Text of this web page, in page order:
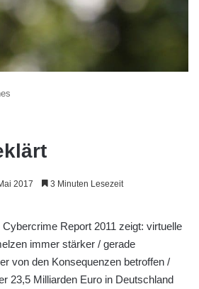
2017 3 Minuten Lesezeit
Report 2011 zeigt: virtuelle
immer stärker / gerade
von den Konsequenzen betroffen /
23,5 Milliarden Euro in Deutschland